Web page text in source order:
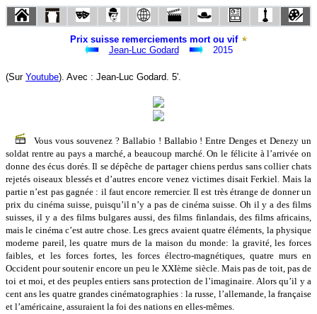
Prix suisse remerciements mort ou vif
Jean-Luc Godard
2015
(Sur Youtube). Avec : Jean-Luc Godard. 5'.
Vous vous souvenez ? Ballabio ! Ballabio ! Entre Denges et Denezy un
soldat rentre au pays a marché, a beaucoup marché. On le félicite à l’arrivée on
donne des écus dorés. Il se dépêche de partager chiens perdus sans collier chats
rejetés oiseaux blessés et d’autres encore venez victimes disait Ferkiel. Mais la
partie n’est pas gagnée : il faut encore remercier. Il est très étrange de donner un
prix du cinéma suisse, puisqu’il n’y a pas de cinéma suisse. Oh il y a des films
suisses, il y a des films bulgares aussi, des films finlandais, des films africains,
mais le cinéma c’est autre chose. Les grecs avaient quatre éléments, la physique
moderne pareil, les quatre murs de la maison du monde: la gravité, les forces
faibles, et les forces fortes, les forces électro-magnétiques, quatre murs en
Occident pour soutenir encore un peu le XXIème siècle. Mais pas de toit, pas de
toi et moi, et des peuples entiers sans protection de l’imaginaire. Alors qu’il y a
cent ans les quatre grandes cinématographies : la russe, l’allemande, la française
et l’américaine, assuraient la foi des nations en elles-mêmes.